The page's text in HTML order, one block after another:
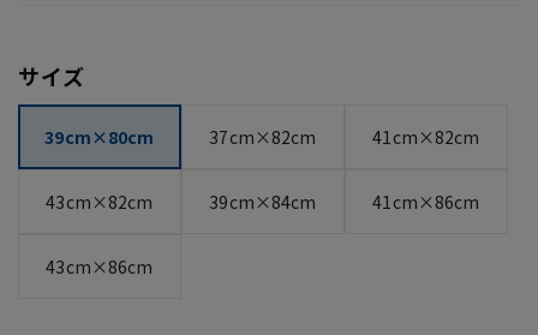
サイズ
39cm×80cm 37cm×82cm 41cm×82cm
43cm×82cm 39cm×84cm 41cm×86cm
43cm×86cm